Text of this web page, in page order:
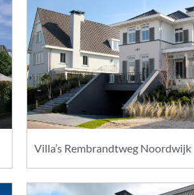
Villa’s Rembrandtweg Noordwijk